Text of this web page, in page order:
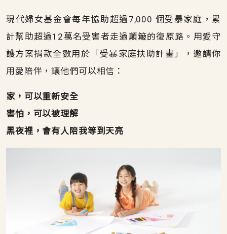
現代婦女基金會每年協助超過7,000 個受暴家庭，累
計幫助超過12萬名受害者走過顛簸的復原路。用愛守
護方案捐款全數用於「受暴家庭扶助計畫」，邀請你
用愛陪伴，讓他們可以相信：
家，可以重新安全
害怕，可以被理解
黑夜裡，會有人陪我等到天亮